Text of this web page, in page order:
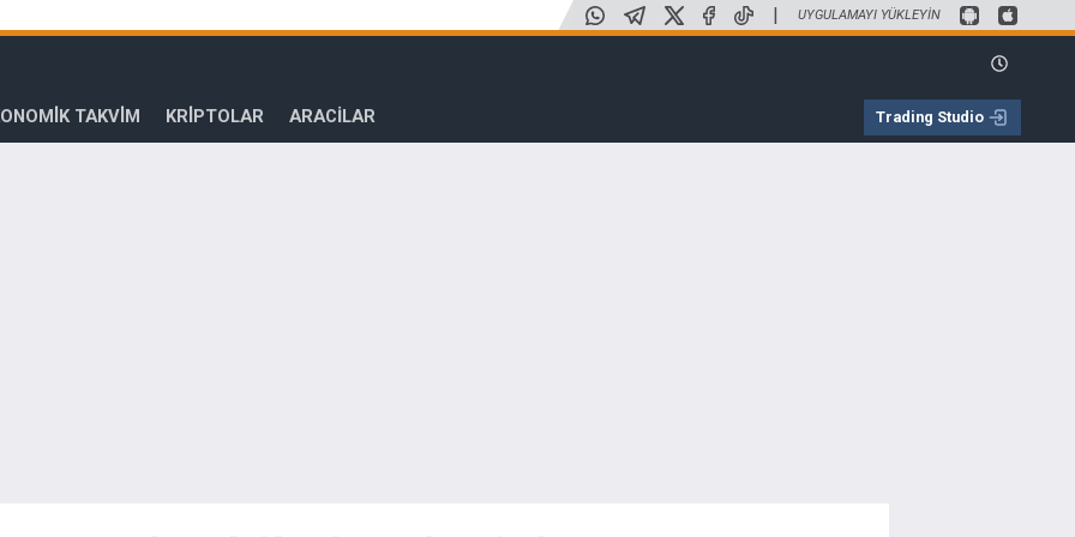
| UYGULAMAYI YÜKLEYIN
TAKVİM KRİPTOLAR ARACILAR Trading Studio